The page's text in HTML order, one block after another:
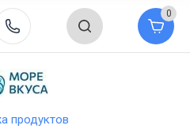
продуктов
0